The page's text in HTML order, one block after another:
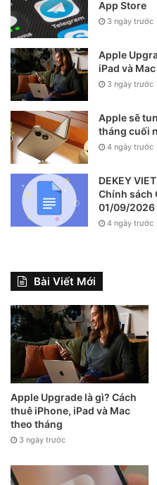
App Store
3 ngày trước
Apple
iPad và
3 ngày trước
Apple sẽ
tháng cuối
4 ngày trước
DEKEY
Chính sách
01/09/2026
4 ngày trước
Bài Viết Mới
Apple Upgrade là gì? Cách
thuê iPhone, iPad và Mac
theo tháng
3 ngày trước